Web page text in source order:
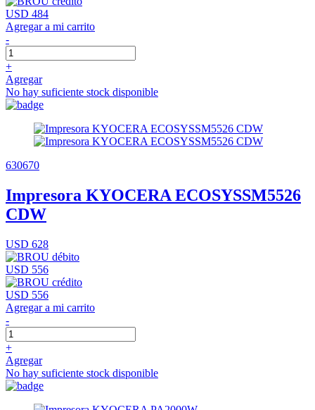
USD 484
Agregar a mi carrito
-
+
Agregar
No hay suficiente stock disponible
630670
Impresora KYOCERA ECOSYSSM5526
CDW
USD 628
USD 556
USD 556
Agregar a mi carrito
-
+
Agregar
No hay suficiente stock disponible